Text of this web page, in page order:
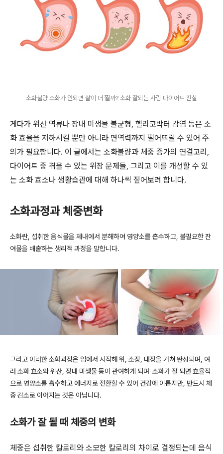
소화불량 소화가 안되면 살이 더 찔까? 소화 잘되는 사람 다이어트 진실
게다가 위산 역류나 장내 미생물 불균형, 헬리코박터 감염 등은 소
화 효율을 저하시킬 뿐만 아니라 면역력까지 떨어뜨릴 수 있어 주
의가 필요합니다. 이 글에서는 소화불량과 체중 증가의 연결고리,
다이어트 중 겪을 수 있는 위장 문제들, 그리고 이를 개선할 수 있
는 소화 효소나 생활습관에 대해 하나씩 짚어보려 합니다.
소화과정과 체중변화
소화란, 섭취한 음식물을 체내에서 분해하여 영양소를 흡수하고, 불필요한 잔
여물을 배출하는 생리적 과정을 말합니다.
그리고 이러한 소화과정은 입에서 시작해 위, 소장, 대장을 거쳐 완성되며, 여
러 소화 효소와 위산, 장내 미생물 등이 관여하게 되며 소화가 잘 되면 효율적
으로 영양소를 흡수하고 에너지로 전환할 수 있어 건강에 이롭지만, 반드시 체
중 감소로 이어지는 것은 아닙니다.
소화가 잘 될 때 체중의 변화
체중은 섭취한 칼로리와 소모한 칼로리의 차이로 결정되는데 음식